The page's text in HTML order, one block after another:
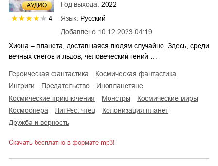
AУДИО
4
Добавлено 10.12.2023 04:19
Год выхода: 2022
Язык: Русский
Хиона – планета, доставшаяся людям случайно. Здесь, среди
вечных снегов и льдов, человеческий гений …
героическая фантастика
космическая фантастика
интриги
предательство
инопланетяне
космические приключения
монстры
космические миры
космоопера
ЛитРес: чтец
колонизация планет
дружба и верность
Скачать бесплатно в формате mp3!